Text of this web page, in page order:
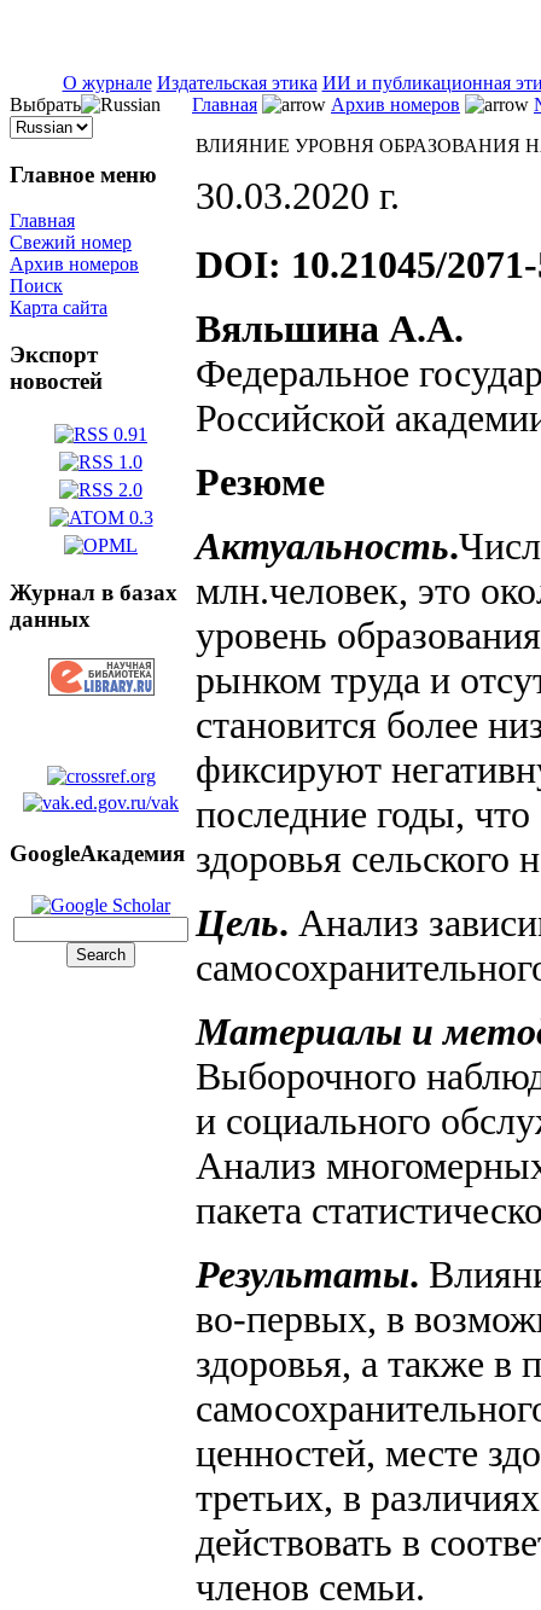
О журнале Издательская этика ИИ и публикационная
Выбрать
Главное меню
Главная
Свежий номер
Архив номеров
Поиск
Карта сайта
Экспорт
новостей
Журнал в базах
данных
GoogleАкадемия
Главная Архив номеров
ВЛИЯНИЕ УРОВНЯ ОБРАЗОВАНИЯ
30.03.2020 г.
DOI: 10.21045/
Вяльшина А.А.
Федеральное
Российской
Резюме
Актуальность.
млн.человек, это
уровень
рынком труда и
становится более
фиксируют
последние годы,
здоровья сельского
Цель. Анализ
Материалы и
Выборочного
и социального
Анализ
пакета
Результаты.
во-первых, в
здоровья, а также в
ценностей, месте
третьих, в
действовать в
членов семьи.